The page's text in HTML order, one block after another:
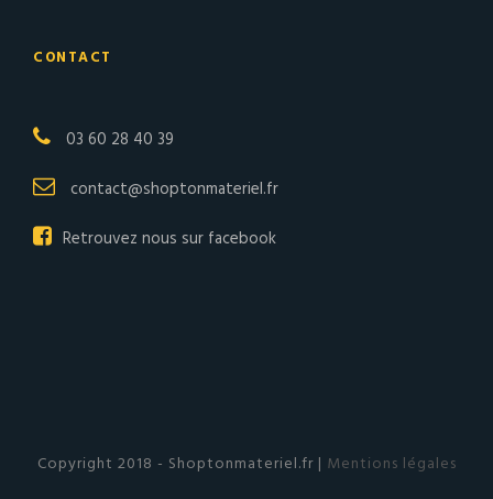
CONTACT
03 60 28 40 39
contact@shoptonmateriel.fr
Retrouvez nous sur facebook
Copyright 2018 - Shoptonmateriel.fr | Mentions légales